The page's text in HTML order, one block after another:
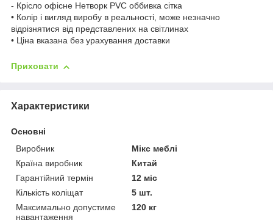
- Крісло офісне Нетворк PVC оббивка сітка
• Колір і вигляд виробу в реальності, може незначно
відрізнятися від представлених на світлинах
• Ціна вказана без урахування доставки
Приховати
Характеристики
Основні
Виробник
Мікс меблі
Країна виробник
Китай
Гарантійний термін
12 міс
Кількість коліщат
5 шт.
Максимально допустиме
навантаження
120 кг